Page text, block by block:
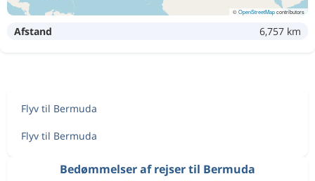
©OpenStreetMapcontributors
Afstand 6,757 km
Flyv til Bermuda
Flyv til Bermuda
Bedømmelser af rejser til Bermuda